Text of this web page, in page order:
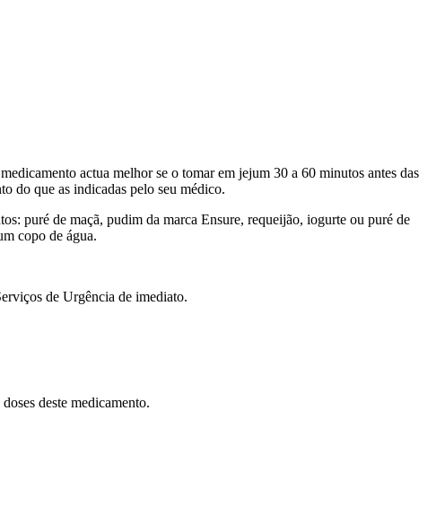
actua melhor se o tomar em jejum 30 a 60 minutos antes das
do que as indicadas pelo seu médico.
puré de maçã, pudim da marca Ensure, requeijão, iogurte ou puré de
copo de água.
de Urgência de imediato.
deste medicamento.